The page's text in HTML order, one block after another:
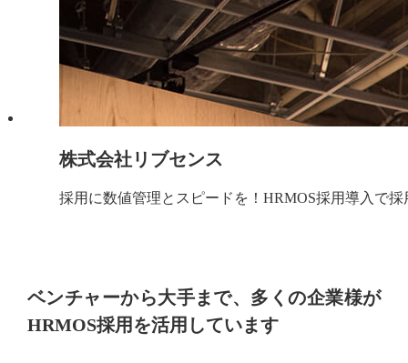
株式会社リブセンス
採用に数値管理とスピードを！HRMOS採用導入で
ベンチャーから大手まで、多くの企業様が
HRMOS採用を活用しています